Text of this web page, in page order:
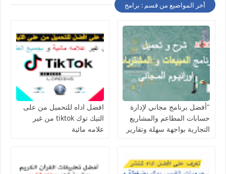
أخر المواضيع من قسم : برامج
"أفضل برنامج مجاني لإدارة
حسابات المطاعم والمشاريع
التجارية بواجهة سهلة وتقارير
افضل اداه للتحميل من على
التيك توك tiktok من غير
علامه مائية